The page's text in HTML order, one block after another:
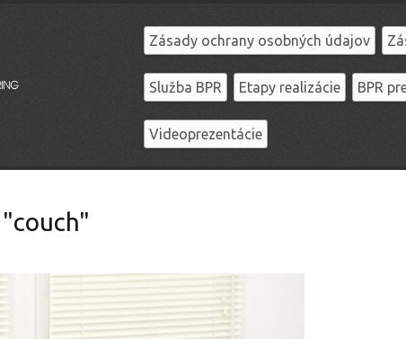
Zásady ochrany osobných údajov
Služba BPR Etapy realizácie BPR
Videoprezentácie